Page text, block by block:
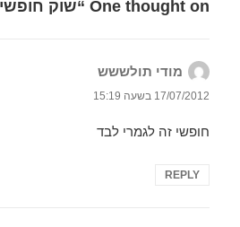
One thought on “שוק חופשי”
מודי תולששש
17/07/2012 בשעה 15:19
חופשי זה לגמרי לבד
REPLY